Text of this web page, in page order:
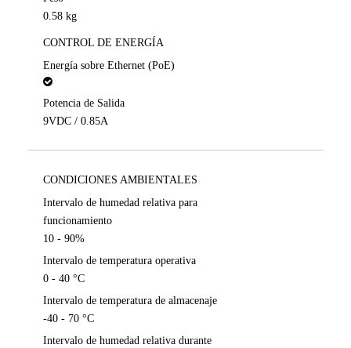
0.58 kg
CONTROL DE ENERGÍA
Energía sobre Ethernet (PoE)
Potencia de Salida
9VDC / 0.85A
CONDICIONES AMBIENTALES
Intervalo de humedad relativa para
funcionamiento
10 - 90%
Intervalo de temperatura operativa
0 - 40 °C
Intervalo de temperatura de almacenaje
-40 - 70 °C
Intervalo de humedad relativa durante